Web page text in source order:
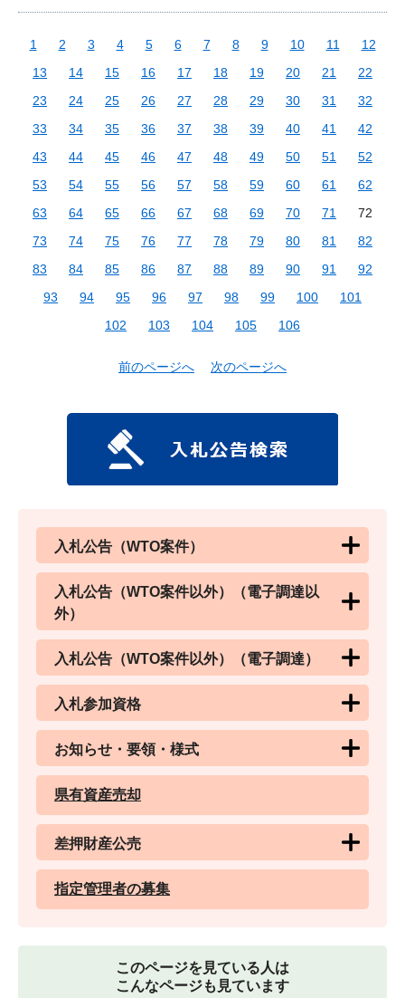
1 2 3 4 5 6 7 8 9 10 11
12
13
14 15 16 17 18 19 20 21
22
23
24 25 26 27 28 29 30 31
32
33
34 35 36 37 38 39 40 41
42
43
44 45 46 47 48 49 50 51
52
53
54 55 56 57 58 59 60 61
62
63
64 65 66 67 68 69 70 71
72
73
74 75 76 77 78 79 80 81
82
83
84 85 86 87 88 89 90 91
92
93
94 95 96 97 98 99 100
101
102
103 104 105 106
前のページへ 次のページへ
入札公告（WTO案件）
入札公告（WTO案件以外）（電子調達以
外）
入札公告（WTO案件以外）（電子調達）
入札参加資格
お知らせ・要領・様式
県有資産売却
差押財産公売
指定管理者の募集
このページを見ている人は
こんなページも見ています